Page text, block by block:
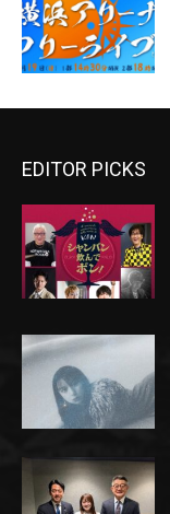
EDITOR PICKS